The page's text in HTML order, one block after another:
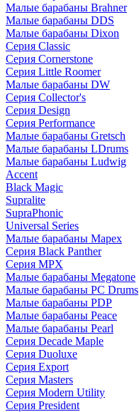
Малые барабаны Brahner
Малые барабаны DDS
Малые барабаны Dixon
Серия Classic
Серия Cornerstone
Серия Little Roomer
Малые барабаны DW
Серия Collector's
Серия Design
Серия Performance
Малые барабаны Gretsch
Малые барабаны LDrums
Малые барабаны Ludwig
Accent
Black Magic
Supralite
SupraPhonic
Universal Series
Малые барабаны Mapex
Серия Black Panther
Серия MPX
Малые барабаны Megatone
Малые барабаны PC Drums
Малые барабаны PDP
Малые барабаны Peace
Малые барабаны Pearl
Серия Decade Maple
Серия Duoluxe
Серия Export
Серия Masters
Серия Modern Utility
Серия President